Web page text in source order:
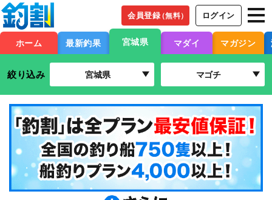
会員登録（無料） ログイン
ホーム 最新釣果 宮城県 マダイ マガジン
絞り込み 宮城県 マゴチ